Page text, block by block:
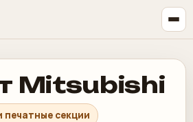
Mitsubishi
печатные секции